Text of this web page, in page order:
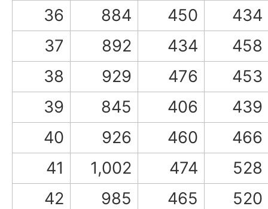
36
884 450
434
37
892 434
458
38
929 476
453
39
845 406
439
40
926 460
466
41
1,002 474
528
42
985 465
520